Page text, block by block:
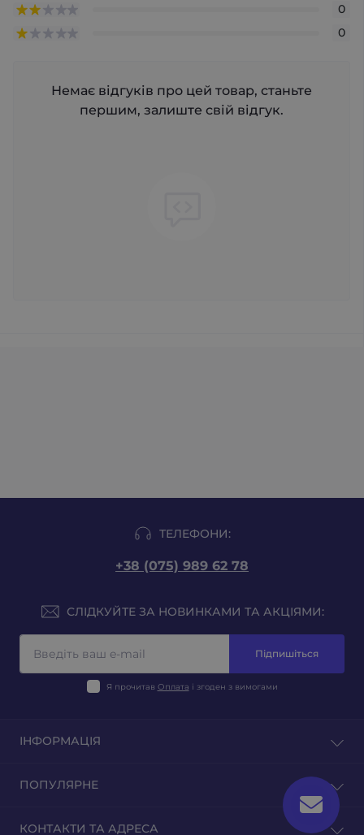
0
0
Немає відгуків про цей товар, станьте
першим, залиште свій відгук.
ТЕЛЕФОНИ:
+38 (075) 989 62 78
СЛІДКУЙТЕ ЗА НОВИНКАМИ ТА АКЦІЯМИ:
Підпишіться
Я прочитав Оплата і згоден з вимогами
ІНФОРМАЦІЯ
Відгуки
Повернення товару
ПОПУЛЯРНЕ
КОНТАКТИ ТА АДРЕСА